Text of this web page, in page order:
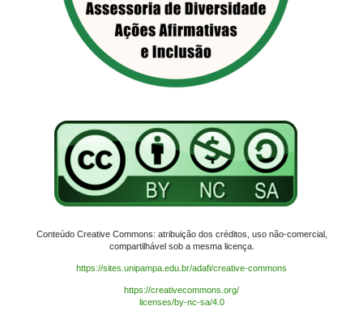
Conteúdo Creative Commons: atribuição dos créditos, uso não-comercial,
compartilhável sob a mesma licença.
https://sites.unipampa.edu.br/adafi/creative-commons
https://creativecommons.org/
licenses/by-nc-sa/4.0